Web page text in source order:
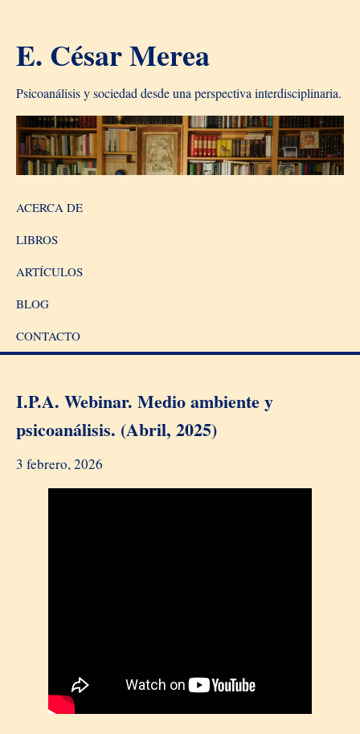
E. César Merea
Psicoanálisis y sociedad desde una perspectiva interdisciplinaria.
ACERCA DE
LIBROS
ARTÍCULOS
BLOG
CONTACTO
I.P.A. Webinar. Medio ambiente y
psicoanálisis. (Abril, 2025)
3 febrero, 2026